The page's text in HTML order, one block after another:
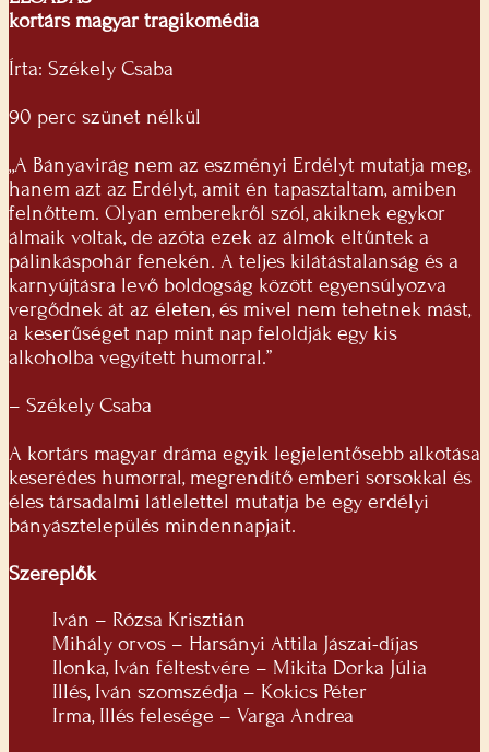
kortárs magyar tragikomédia
Írta: Székely Csaba
90 perc szünet nélkül
„A Bányavirág nem az eszményi Erdélyt mutatja meg,
hanem azt az Erdélyt, amit én tapasztaltam, amiben
felnőttem. Olyan emberekről szól, akiknek egykor
álmaik voltak, de azóta ezek az álmok eltűntek a
pálinkáspohár fenekén. A teljes kilátástalanság és a
karnyújtásra levő boldogság között egyensúlyozva
vergődnek át az életen, és mivel nem tehetnek mást,
a keserűséget nap mint nap feloldják egy kis
alkoholba vegyített humorral.”
– Székely Csaba
A kortárs magyar dráma egyik legjelentősebb alkotása
keserédes humorral, megrendítő emberi sorsokkal és
éles társadalmi látlelettel mutatja be egy erdélyi
bányásztelepülés mindennapjait.
Szereplők
Iván – Rózsa Krisztián
Mihály orvos – Harsányi Attila Jászai-díjas
Ilonka, Iván féltestvére – Mikita Dorka Júlia
Illés, Iván szomszédja – Kokics Péter
Irma, Illés felesége – Varga Andrea